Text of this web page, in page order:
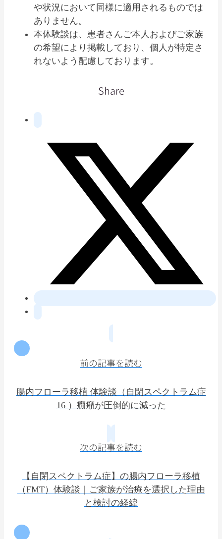
や状況において同様に適用されるものでは
ありません。
本体験談は、患者さんご本人およびご家族
の希望により掲載しており、個人が特定さ
れないよう配慮しております。
Share
前の記事を読む
腸内フローラ移植 体験談（自閉スペクトラム症
16 ）癇癪が圧倒的に減った
次の記事を読む
【自閉スペクトラム症】の腸内フローラ移植
（FMT）体験談｜ご家族が治療を選択した理由
と検討の経緯